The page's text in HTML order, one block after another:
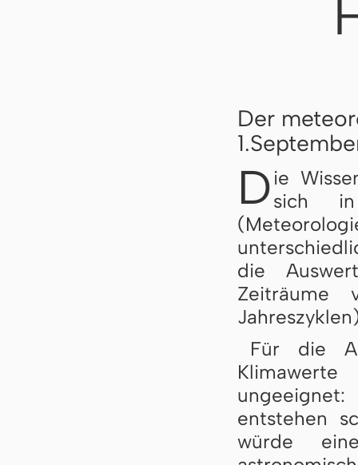
Der
D ie
sich in
die
Zeiträume
Für die
entstehen
würde